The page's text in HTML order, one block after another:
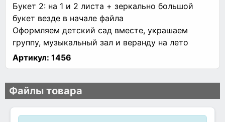
Букет 2: на 1 и 2 листа + зеркально большой
букет везде в начале файла
Оформляем детский сад вместе, украшаем
группу, музыкальный зал и веранду на лето
Артикул: 1456
Файлы товара